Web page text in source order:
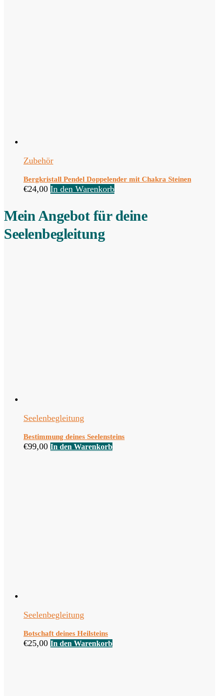
Zubehör
Bergkristall Pendel Doppelender mit Chakra Steinen
€24,00 In den Warenkorb
Mein Angebot für deine
Seelenbegleitung
Seelenbegleitung
Bestimmung deines Seelensteins
€99,00 In den Warenkorb
Seelenbegleitung
Botschaft deines Heilsteins
€25,00 In den Warenkorb